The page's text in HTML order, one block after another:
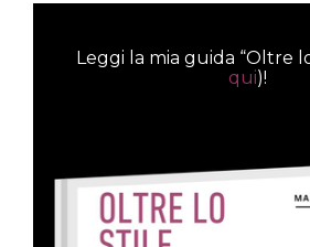
Leggi la mia guida “Oltre
qui)!